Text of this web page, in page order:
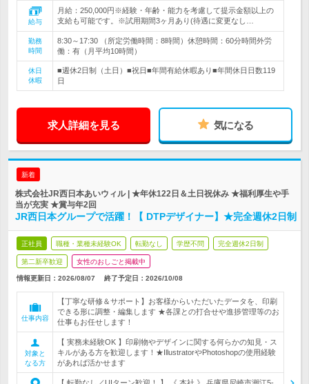
給与
月給：250,000円※経験・年齢・能力を考慮して提示金額以上の
支給も可能です。※試用期間3ヶ月あり(待遇に変更なし…
勤務
時間
8:30～17:30 （所定労働時間：8時間）休憩時間：60分時間外労
働：有（月平均10時間）
休日
休暇
■週休2日制（土日）■祝日■年間有給休暇あり■年間休日日数119
日
求人詳細を見る 気になる
新着
株式会社JR西日本あいウィル | ★年休122日＆土日祝休み ★福利厚生や手
当が充実 ★賞与年2回
JR西日本グループで活躍！【 DTPデザイナー】★完全週休2日制
正社員 職種・業種未経験OK 転勤なし 学歴不問 完全週休2日制
第二新卒歓迎 女性のおしごと掲載中
情報更新日：2026/08/07 終了予定日： 2026/10/08
仕事内容
【丁寧な研修＆サポート】お客様からいただいたデータを、印刷
できる形に調整・編集します ★各課との打合せや進捗管理等のお
仕事もお任せします！
対象と
なる方
【 実務未経験OK 】印刷物やデザインに関する何らかの知見・ス
キルがある方を歓迎します！★IllustratorやPhotoshopの使用経験
があれば活かせます